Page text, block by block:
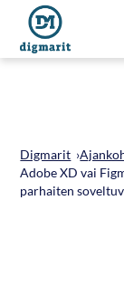
Siirry
suoraan
sisältöön
Digmarit ›
Adobe XD vai
parhaiten